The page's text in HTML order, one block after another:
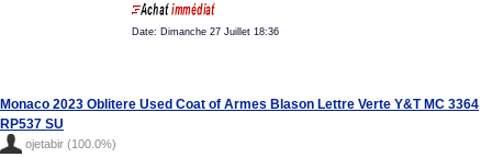
Date: Dimanche 27 Juillet 18:36
Monaco 2023 Oblitere Used Coat of Armes Blason Lettre Verte Y&T MC 3364
RP537 SU
ojetabir (100.0%)